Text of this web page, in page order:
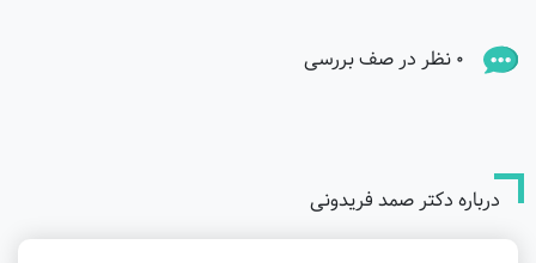
0 نظر در صف بررسی
درباره دکتر صمد فریدونی